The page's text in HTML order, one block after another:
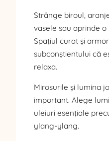
Strânge biroul,
vasele sau aprinde
Spațiul curat și
subconștientului că
relaxa.
Mirosurile și lumina
important. Alege
uleiuri esențiale
ylang-ylang.